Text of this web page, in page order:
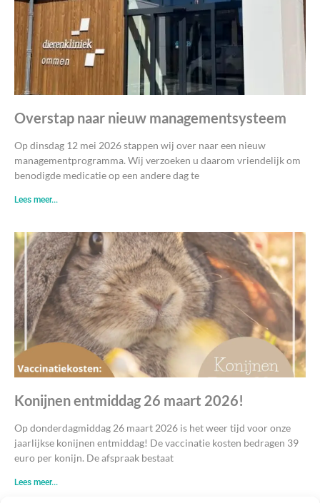
Overstap naar nieuw managementsysteem
Op dinsdag 12 mei 2026 stappen wij over naar een nieuw
managementprogramma. Wij verzoeken u daarom vriendelijk om
benodigde medicatie op een andere dag te
Lees meer...
Konijnen entmiddag 26 maart 2026!
Op donderdagmiddag 26 maart 2026 is het weer tijd voor onze
jaarlijkse konijnen entmiddag! De vaccinatie kosten bedragen 39
euro per konijn. De afspraak bestaat
Lees meer...